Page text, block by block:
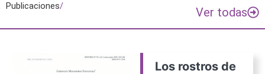
Publicaciones/ Ver todas
Los rostros de